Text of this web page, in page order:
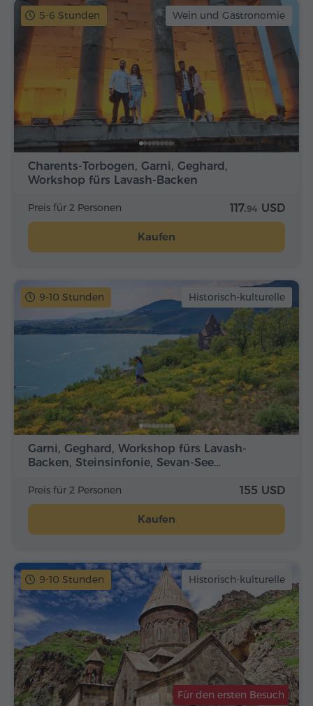
5-6 Stunden Wein und Gastronomie
Charents-Torbogen, Garni, Geghard,
Workshop fürs Lavash-Backen
Preis für 2 Personen 117.94 USD
Kaufen
9-10 Stunden Historisch-kulturelle
Garni, Geghard, Workshop fürs Lavash-
Backen, Steinsinfonie, Sevan-See…
Preis für 2 Personen 155 USD
Kaufen
9-10 Stunden Historisch-kulturelle
Für den ersten Besuch